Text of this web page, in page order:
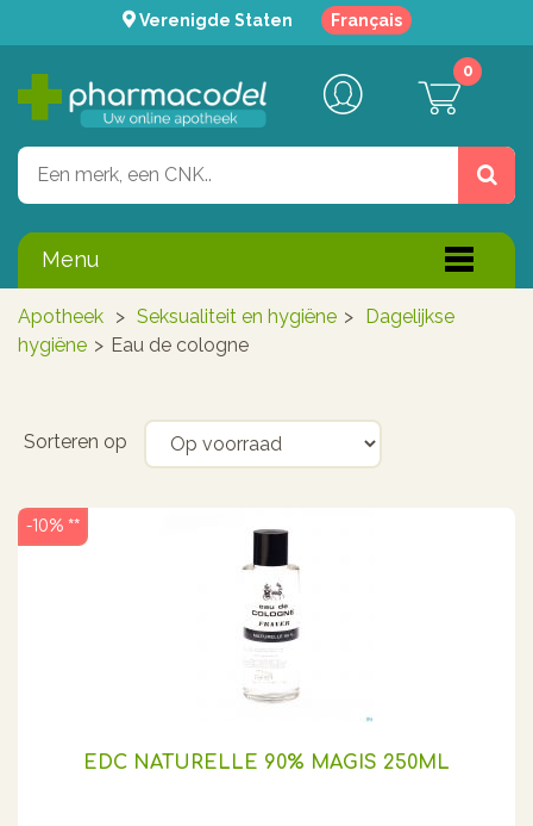
Verenigde Staten Français
0
Menu
Apotheek > Seksualiteit en hygiëne > Dagelijkse
hygiëne > Eau de cologne
Sorteren op
EDC NATURELLE 90% MAGIS 250ML
-10% **